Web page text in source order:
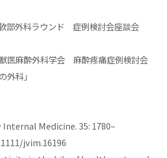
部外科ラウンド 症例検討会座談会
医麻酔外科学会 麻酔疼痛症例検討会
外科」
Medicine. 35: 1780–
jvim.16196